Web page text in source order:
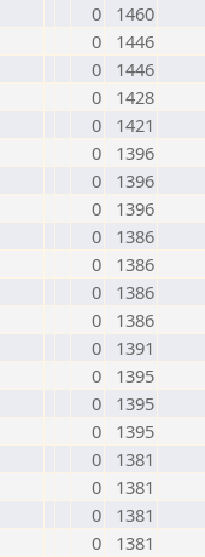
0
1460
0
1446
0
1446
0
1428
0
1421
0
1396
0
1396
0
1396
0
1386
0
1386
0
1386
0
1386
0
1391
0
1395
0
1395
0
1395
0
1381
0
1381
0
1381
0
1381